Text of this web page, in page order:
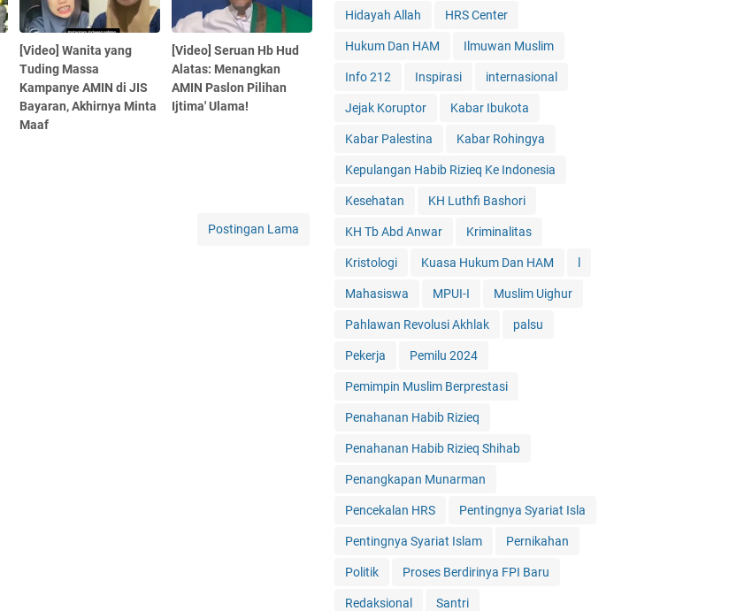
[Video] Wanita yang
Tuding Massa
Kampanye AMIN di JIS
Bayaran, Akhirnya Minta
Maaf
[Video] Seruan Hb Hud
Alatas: Menangkan
AMIN Paslon Pilihan
Ijtima' Ulama!
Postingan Lama
Hidayah Allah HRS Center
Hukum Dan HAM Ilmuwan Muslim
Info 212 Inspirasi internasional
Jejak Koruptor Kabar Ibukota
Kabar Palestina Kabar Rohingya
Kepulangan Habib Rizieq Ke Indonesia
Kesehatan KH Luthfi Bashori
KH Tb Abd Anwar Kriminalitas
Kristologi Kuasa Hukum Dan HAM
Mahasiswa MPUI-I Muslim Uighur
Pahlawan Revolusi Akhlak palsu
Pekerja Pemilu 2024
Pemimpin Muslim Berprestasi
Penahanan Habib Rizieq
Penahanan Habib Rizieq Shihab
Penangkapan Munarman
Pencekalan HRS Pentingnya Syariat Isla
Pentingnya Syariat Islam Pernikahan
Politik Proses Berdirinya FPI Baru
Redaksional Santri